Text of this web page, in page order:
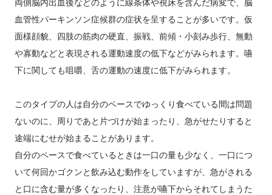
血管性パーキンソン症候群の症状を呈することが多いです。仮
面様顔貌、四肢の筋肉の硬直、振戦、前傾・小刻み歩行、無動
や寡動などと表現される運動速度の低下などがみられます。嚥
下に関しても咀嚼、舌の運動の速度に低下がみられます。
このタイプの人は自分のペースでゆっくり食べている間は問題
ないのに、周りであと片づけが始まったり、急がせたりすると
途端にむせが始まることがあります。
自分のペースで食べているときは一口の量も少なく、一口につ
いて何回かゴクンと飲み込む動作をしていますが、急がされる
と口に含む量が多くなったり、注意が嚥下からそれてしまうた